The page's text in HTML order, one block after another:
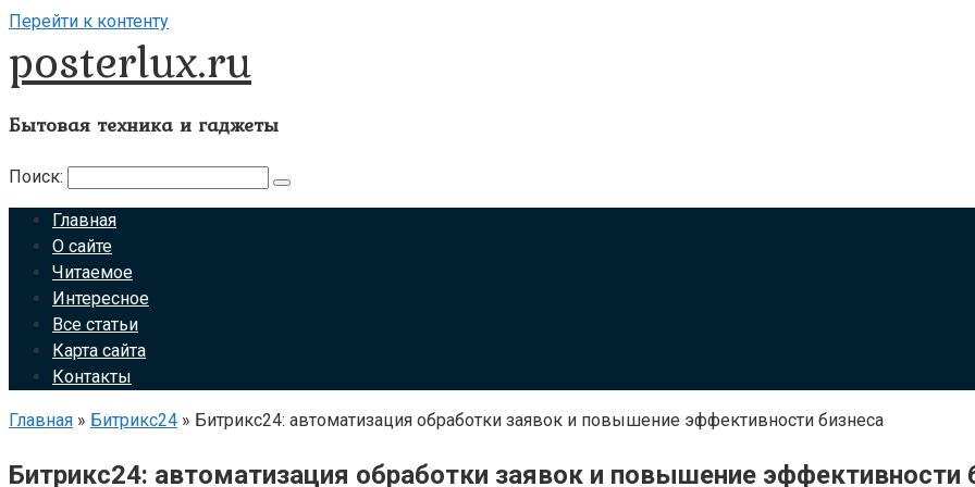
Перейти к контенту
posterlux.ru
Бытовая техника и гаджеты
Поиск:
Главная
О сайте
Читаемое
Интересное
Все статьи
Карта сайта
Контакты
Главная » Битрикс24 » Битрикс24: автоматизация обработки заявок и повышение эффективности бизнеса
Битрикс24: автоматизация обработки заявок и повышение эффективности